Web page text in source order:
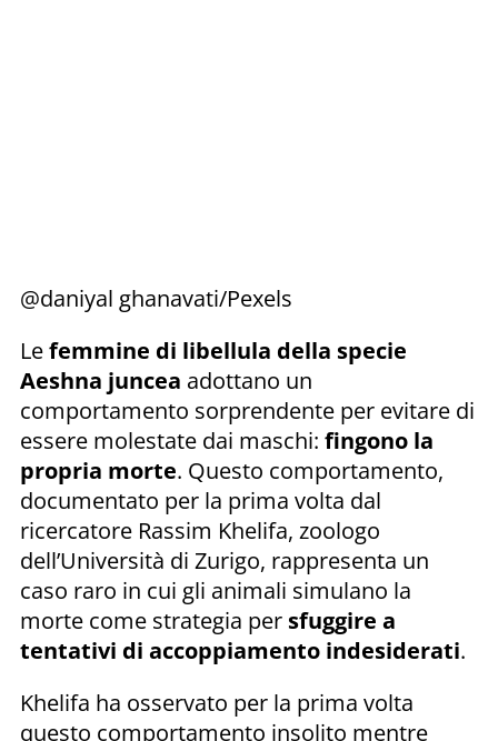
@daniyal ghanavati/Pexels
Lefemmine di libellula della specie
Aeshna juncea adottano un
comportamento sorprendente per evitare di
essere molestate dai maschi: fingono la
propria morte. Questo comportamento,
documentato per la prima volta dal
ricercatore Rassim Khelifa, zoologo
dell’Università di Zurigo, rappresenta un
caso raro in cui gli animali simulano la
morte come strategia per sfuggire a
tentativi di accoppiamento indesiderati.
Khelifa ha osservato per la prima volta
questo comportamento insolito mentre